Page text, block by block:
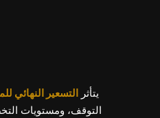
يتأثر التسعير النهائي
التوقف، ومستويات